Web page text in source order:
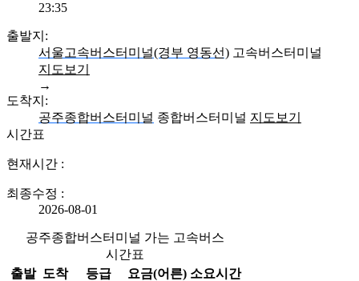
23:35
출발지:
서울고속버스터미널(경부 영동선) 고속버스터미널
지도보기
→
도착지:
공주종합버스터미널 종합버스터미널 지도보기
시간표
현재시간 :
최종수정 :
2026-08-01
공주종합버스터미널 가는 고속버스
시간표
출발 도착 등급 요금(어른) 소요시간